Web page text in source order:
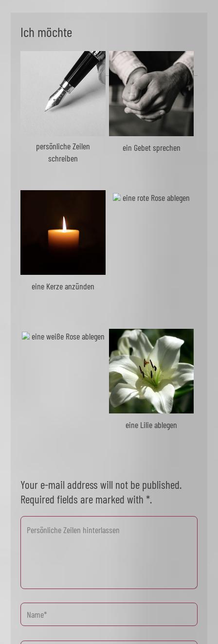
Ich möchte
persönliche Zeilen
schreiben
ein Gebet sprechen
eine Kerze anzünden
eine rote Rose ablegen
eine weiße Rose ablegen
eine Lilie ablegen
Your e-mail address will not be published.
Required fields are marked with *.